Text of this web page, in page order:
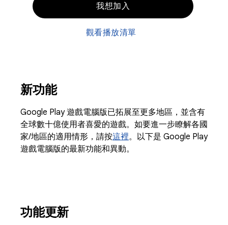
我想加入
觀看播放清單
新功能
Google Play 遊戲電腦版已拓展至更多地區，並含有
全球數十億使用者喜愛的遊戲。如要進一步瞭解各國
家/地區的適用情形，請按這裡。以下是 Google Play
遊戲電腦版的最新功能和異動。
功能更新